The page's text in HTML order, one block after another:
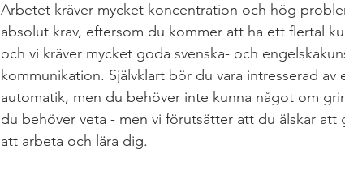
Arbetet kräver mycket koncentration och hög
absolut krav, eftersom du kommer att ha ett flertal
och vi kräver mycket goda svenska- och
kommunikation. Självklart bör du vara intresserad av
automatik, men du behöver inte kunna något om
du behöver veta - men vi förutsätter att du älskar
att arbeta och lära dig.